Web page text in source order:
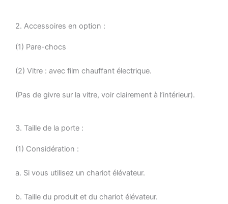
2. Accessoires en option :
(1) Pare-chocs
(2) Vitre : avec film chauffant électrique.
(Pas de givre sur la vitre, voir clairement à l’intérieur).
3. Taille de la porte :
(1) Considération :
a. Si vous utilisez un chariot élévateur.
b. Taille du produit et du chariot élévateur.